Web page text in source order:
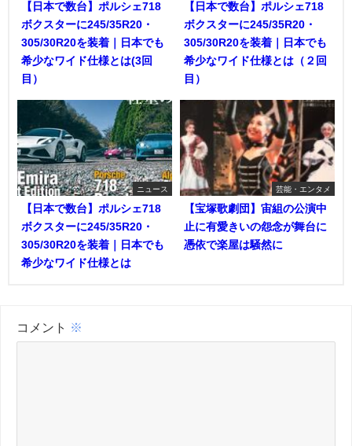
【日本で数台】ポルシェ718
ボクスターに245/35R20・
305/30R20を装着｜日本でも
希少なワイド仕様とは(3回
目）
【日本で数台】ポルシェ718
ボクスターに245/35R20・
305/30R20を装着｜日本でも
希少なワイド仕様とは（２回
目）
ニュース
【日本で数台】ポルシェ718
ボクスターに245/35R20・
305/30R20を装着｜日本でも
希少なワイド仕様とは
芸能・エンタメ
【宝塚歌劇団】宙組の公演中
止に有愛きいの怨念が舞台に
憑依で楽屋は騒然に
コメント ※